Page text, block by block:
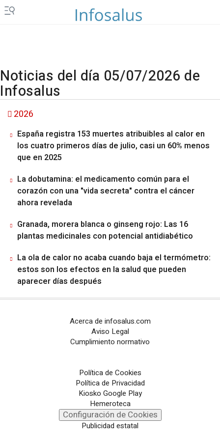
Noticias del día 05/07/2026 de
Infosalus
2026
España registra 153 muertes atribuibles al calor en
los cuatro primeros días de julio, casi un 60% menos
que en 2025
La dobutamina: el medicamento común para el
corazón con una "vida secreta" contra el cáncer
ahora revelada
Granada, morera blanca o ginseng rojo: Las 16
plantas medicinales con potencial antidiabético
La ola de calor no acaba cuando baja el termómetro:
estos son los efectos en la salud que pueden
aparecer días después
Acerca de infosalus.com
Aviso Legal
Cumplimiento normativo
Política de Cookies
Política de Privacidad
Kiosko Google Play
Hemeroteca
Configuración de Cookies
Publicidad estatal